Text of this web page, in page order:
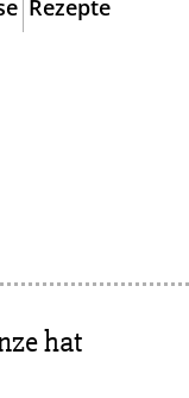
Rezepte
hat